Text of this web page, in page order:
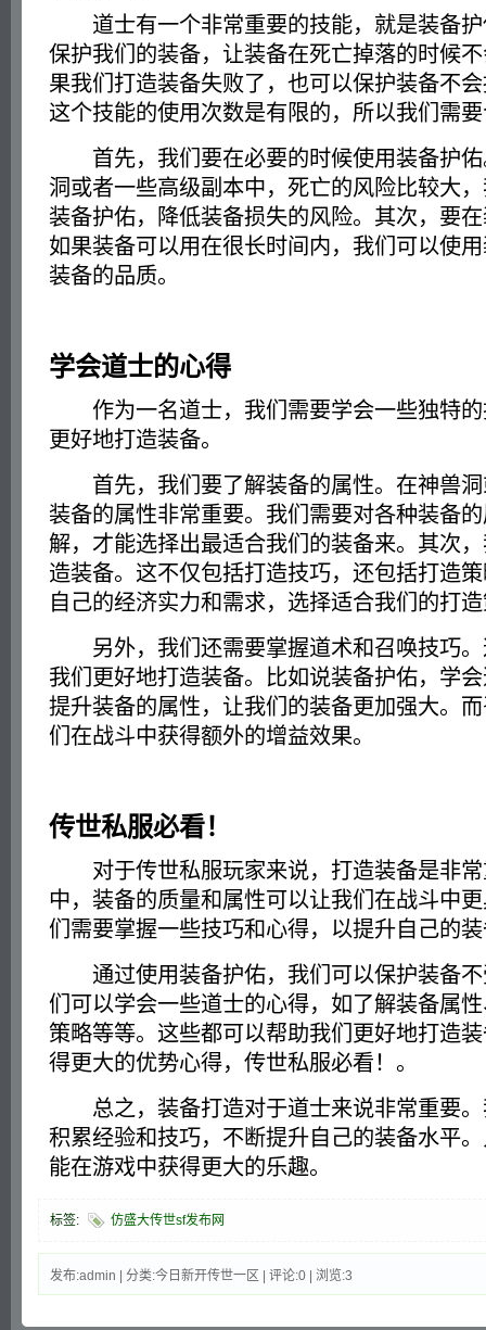
道士有一个非常重要的技能，就是装备护
保护我们的装备，让装备在死亡掉落的时候
果我们打造装备失败了，也可以保护装备不
这个技能的使用次数是有限的，所以我们需
首先，我们要在必要的时候使用装备护佑
洞或者一些高级副本中，死亡的风险比较大
装备护佑，降低装备损失的风险。其次，要
如果装备可以用在很长时间内，我们可以使
装备的品质。
学会道士的心得
作为一名道士，我们需要学会一些独特的
更好地打造装备。
首先，我们要了解装备的属性。在神兽洞
装备的属性非常重要。我们需要对各种装备
解，才能选择出最适合我们的装备来。其次
造装备。这不仅包括打造技巧，还包括打造
自己的经济实力和需求，选择适合我们的打
另外，我们还需要掌握道术和召唤技巧。
我们更好地打造装备。比如说装备护佑，学
提升装备的属性，让我们的装备更加强大。
们在战斗中获得额外的增益效果。
传世私服必看！
对于传世私服玩家来说，打造装备是非常
中，装备的质量和属性可以让我们在战斗中
们需要掌握一些技巧和心得，以提升自己的
通过使用装备护佑，我们可以保护装备不
们可以学会一些道士的心得，如了解装备属
策略等等。这些都可以帮助我们更好地打造
得更大的优势心得，传世私服必看！。
总之，装备打造对于道士来说非常重要。
积累经验和技巧，不断提升自己的装备水平
能在游戏中获得更大的乐趣。
标签: 仿盛大传世sf发布网
发布:admin | 分类:今日新开传世一区 | 评论:0 | 浏览:3